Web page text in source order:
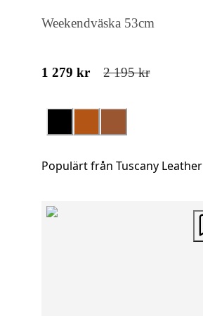
Weekendväska 53cm
1 279 kr 2 195 kr
Populärt från Tuscany Leather